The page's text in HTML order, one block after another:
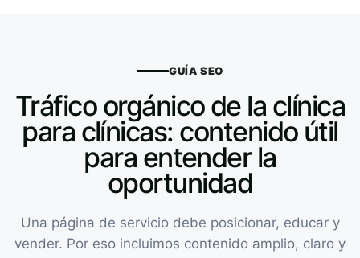
GUÍA SEO
Tráfico orgánico de la clínica
para clínicas: contenido útil
para entender la
oportunidad
Una página de servicio debe posicionar, educar y
vender. Por eso incluimos contenido amplio, claro y